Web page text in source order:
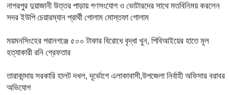
নাগরপুর দুয়াজানী উত্তর পাড়ায় গণসংযোগ ও ভোটারদের সাথে মতবিনিময় করলেন
সদর ইউপি চেয়ারম্যান প্রার্থী গোলাম মোস্তফা গোলাম
ময়মনসিংহের পরানগঞ্জে ৫০০ টাকার বিরোধে বৃদ্ধা খুন, পিবিআইয়ের হাতে মূল
হত্যাকারী রনি গ্রেফতার
তারাকান্দায় সরকারি হালট দখল, দূর্ভোগে এলাকাবাসী,উপজেলা নির্বাহী অফিসার বরাবর
অভিযোগ